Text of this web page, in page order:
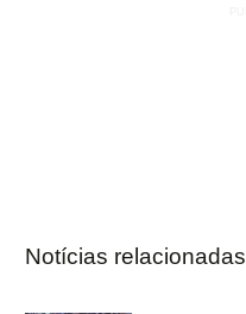
Notícias relacionadas